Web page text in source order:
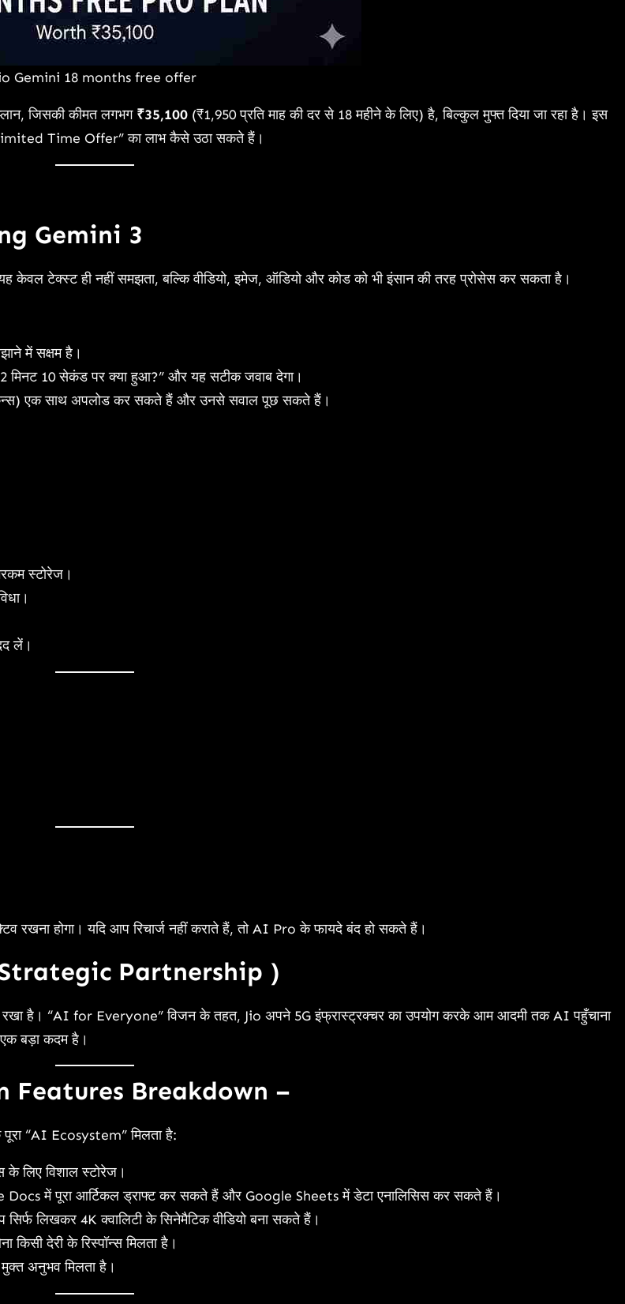
Gemini 18 months free offer
जिसकी कीमत लगभग ₹35,100 (₹1,950 प्रति माह की दर से 18 महीने के लिए) है, बिल्कुल मुफ्त दिया जा रहा है। इस
Time Offer” का लाभ कैसे उठा सकते हैं।
Gemini 3
टेक्स्ट ही नहीं समझता, बल्कि वीडियो, इमेज, ऑडियो और कोड को भी इंसान की तरह प्रोसेस कर सकता है।
में सक्षम है।
मिनट 10 सेकंड पर क्या हुआ?” और यह सटीक जवाब देगा।
एक साथ अपलोड कर सकते हैं और उनसे सवाल पूछ सकते हैं।
स्टोरेज।
लें।
होगा। यदि आप रिचार्ज नहीं कराते हैं, तो AI Pro के फायदे बंद हो सकते हैं।
Strategic Partnership )
रखा है। “AI for Everyone” विजन के तहत, Jio अपने 5G इंफ्रास्ट्रक्चर का उपयोग करके आम आदमी तक AI पहुँचाना
बड़ा कदम है।
Features Breakdown –
“AI Ecosystem” मिलता है:
के लिए विशाल स्टोरेज।
में पूरा आर्टिकल ड्राफ्ट कर सकते हैं और Google Sheets में डेटा एनालिसिस कर सकते हैं।
लिखकर 4K क्वालिटी के सिनेमैटिक वीडियो बना सकते हैं।
किसी देरी के रिस्पॉन्स मिलता है।
अनुभव मिलता है।